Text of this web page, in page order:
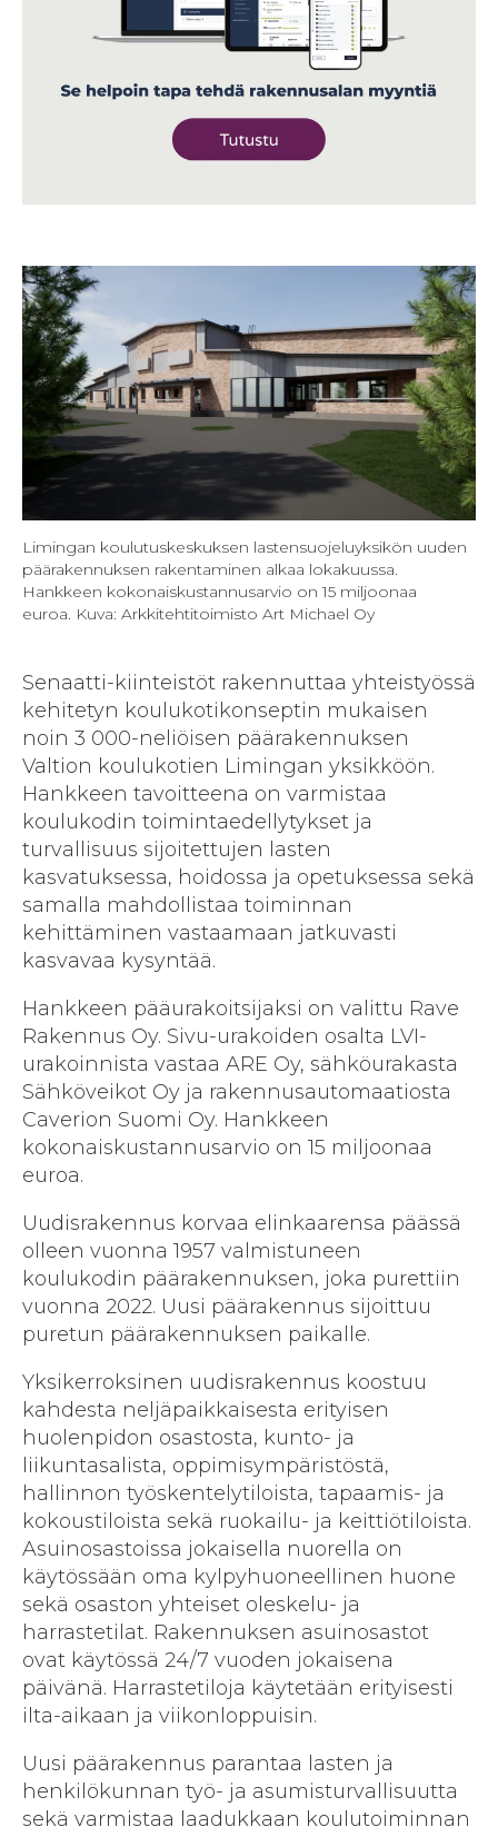
Limingan koulutuskeskuksen lastensuojeluyksikön uuden
päärakennuksen rakentaminen alkaa lokakuussa.
Hankkeen kokonaiskustannusarvio on 15 miljoonaa
euroa. Kuva: Arkkitehtitoimisto Art Michael Oy
Senaatti-kiinteistöt rakennuttaa yhteistyössä
kehitetyn koulukotikonseptin mukaisen
noin 3 000-neliöisen päärakennuksen
Valtion koulukotien Limingan yksikköön.
Hankkeen tavoitteena on varmistaa
koulukodin toimintaedellytykset ja
turvallisuus sijoitettujen lasten
kasvatuksessa, hoidossa ja opetuksessa sekä
samalla mahdollistaa toiminnan
kehittäminen vastaamaan jatkuvasti
kasvavaa kysyntää.
Hankkeen pääurakoitsijaksi on valittu Rave
Rakennus Oy. Sivu-urakoiden osalta LVI-
urakoinnista vastaa ARE Oy, sähköurakasta
Sähköveikot Oy ja rakennusautomaatiosta
Caverion Suomi Oy. Hankkeen
kokonaiskustannusarvio on 15 miljoonaa
euroa.
Uudisrakennus korvaa elinkaarensa päässä
olleen vuonna 1957 valmistuneen
koulukodin päärakennuksen, joka purettiin
vuonna 2022. Uusi päärakennus sijoittuu
puretun päärakennuksen paikalle.
Yksikerroksinen uudisrakennus koostuu
kahdesta neljäpaikkaisesta erityisen
huolenpidon osastosta, kunto- ja
liikuntasalista, oppimisympäristöstä,
hallinnon työskentelytiloista, tapaamis- ja
kokoustiloista sekä ruokailu- ja keittiötiloista.
Asuinosastoissa jokaisella nuorella on
käytössään oma kylpyhuoneellinen huone
sekä osaston yhteiset oleskelu- ja
harrastetilat. Rakennuksen asuinosastot
ovat käytössä 24/7 vuoden jokaisena
päivänä. Harrastetiloja käytetään erityisesti
ilta-aikaan ja viikonloppuisin.
Uusi päärakennus parantaa lasten ja
henkilökunnan työ- ja asumisturvallisuutta
sekä varmistaa laadukkaan koulutoiminnan